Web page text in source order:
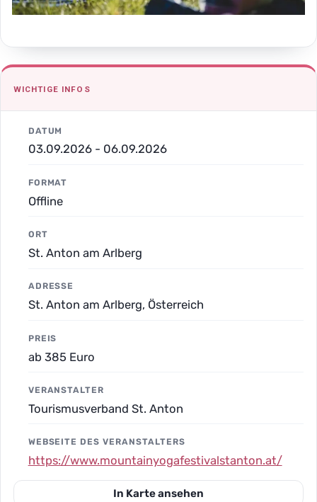
WICHTIGE INFOS
DATUM
03.09.2026 - 06.09.2026
FORMAT
Offline
ORT
St. Anton am Arlberg
ADRESSE
St. Anton am Arlberg, Österreich
PREIS
ab 385 Euro
VERANSTALTER
Tourismusverband St. Anton
WEBSEITE DES VERANSTALTERS
https://www.mountainyogafestivalstanton.at/
In Karte ansehen